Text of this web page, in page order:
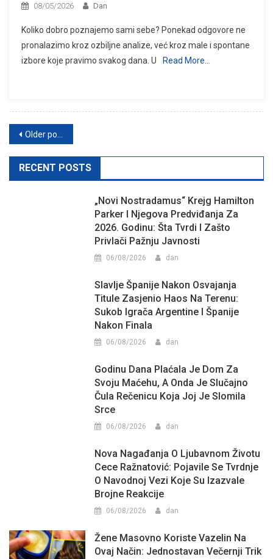
08/05/2026 Dan
Koliko dobro poznajemo sami sebe? Ponekad odgovore ne
pronalazimo kroz ozbiljne analize, već kroz male i spontane
izbore koje pravimo svakog dana. U
Read More…
Posts
navigation
Older posts
RECENT POSTS
„Novi Nostradamus“ Krejg Hamilton
Parker I Njegova Predviđanja Za
2026. Godinu: Šta Tvrdi I Zašto
Privlači Pažnju Javnosti
06/08/2026 dan
Slavlje Španije Nakon Osvajanja
Titule Zasjenio Haos Na Terenu:
Sukob Igrača Argentine I Španije
Nakon Finala
06/08/2026 dan
Godinu Dana Plaćala Je Dom Za
Svoju Maćehu, A Onda Je Slučajno
Čula Rečenicu Koja Joj Je Slomila
Srce
06/08/2026 dan
Nova Nagađanja O Ljubavnom Životu
Cece Ražnatović: Pojavile Se Tvrdnje
O Navodnoj Vezi Koje Su Izazvale
Brojne Reakcije
06/08/2026 dan
Žene Masovno Koriste Vazelin Na
Ovaj Način: Jednostavan Večernji Trik